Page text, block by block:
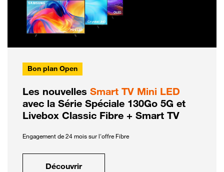
Bon plan Open
Les nouvelles Smart TV Mini LED
avec la Série Spéciale 130Go 5G et
Livebox Classic Fibre + Smart TV
Engagement de 24 mois sur l'offre Fibre
Découvrir